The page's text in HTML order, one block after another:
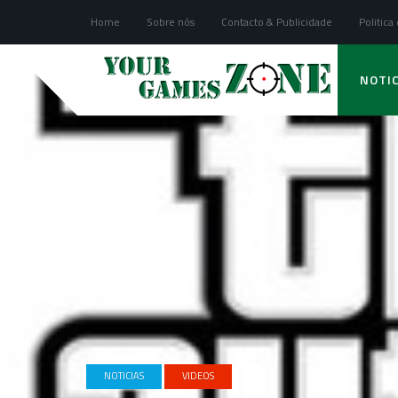
Home Sobre nós Contacto & Publicidade Politica
NOTICIAS VIDEOS